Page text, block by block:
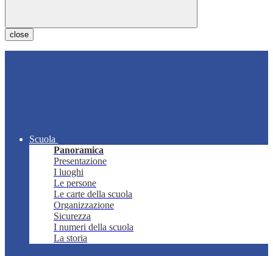
close
Scuola
Panoramica
Presentazione
I luoghi
Le persone
Le carte della scuola
Organizzazione
Sicurezza
I numeri della scuola
La storia